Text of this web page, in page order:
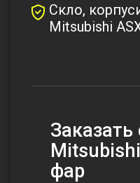
Скло,
Mitsubishi
фар